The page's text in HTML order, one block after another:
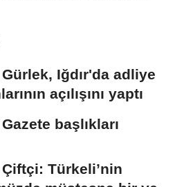
Iğdır'da adliye
açılışını yaptı
başlıkları
Türkeli’nin